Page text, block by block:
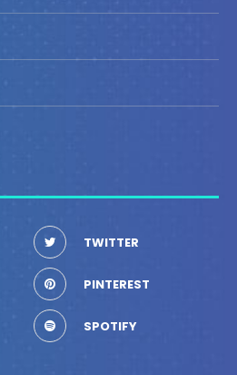
TWITTER
PINTEREST
SPOTIFY